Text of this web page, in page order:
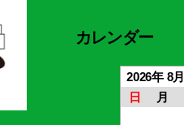
カレンダー
2026年 8月
日
月